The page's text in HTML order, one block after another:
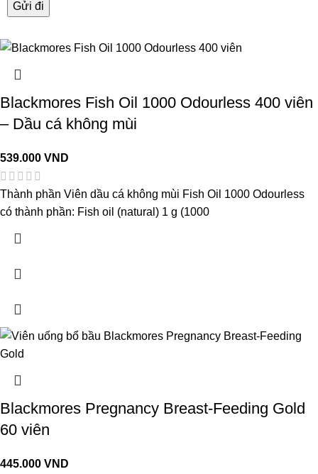
Blackmores Fish Oil 1000 Odourless 400 viên
– Dầu cá không mùi
539.000VND
Thành phần Viên dầu cá không mùi Fish Oil 1000 Odourless
có thành phần: Fish oil (natural) 1 g (1000
Blackmores Pregnancy Breast-Feeding Gold
60 viên
445.000VND